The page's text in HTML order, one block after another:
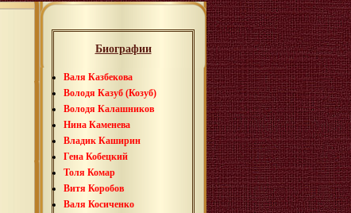
Биографии
Валя Казбекова
Володя Казуб (Козуб)
Володя Калашников
Нина Каменева
Владик Каширин
Гена Кобецкий
Толя Комар
Витя Коробов
Валя Косиченко